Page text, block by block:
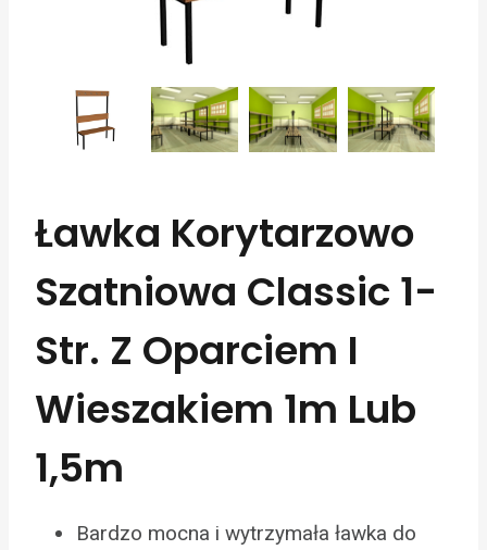
Ławka Korytarzowo
Szatniowa Classic 1-
Str. Z Oparciem I
Wieszakiem 1m Lub
1,5m
Bardzo mocna i wytrzymała ławka do